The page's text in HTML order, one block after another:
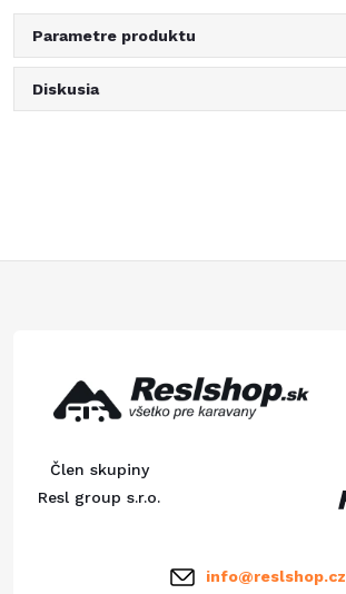
Parametre produktu
Diskusia
Člen skupiny
Resl group s.r.o.
info@reslshop.cz